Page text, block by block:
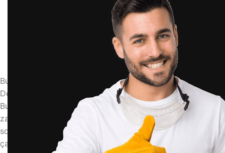
BLOG
buzdolabı kapağının lastiği nasıl değiştirilir
admin
3 Haziran 2026
Buzdolabı Kapağının Lastiği Nasıl Değiştirilir: Pratik ve
Detaylı Rehber
Buzdolabınızın kapağındaki lastik (mıknatıslı conta)
zamanla yıpranır, sarkar veya deforme olur. Bu durum,
soğuk havanın dışarı kaçmasına, dolabın sürekli
çalışmasına ve yüksek elektrik faturalarına yol açar.